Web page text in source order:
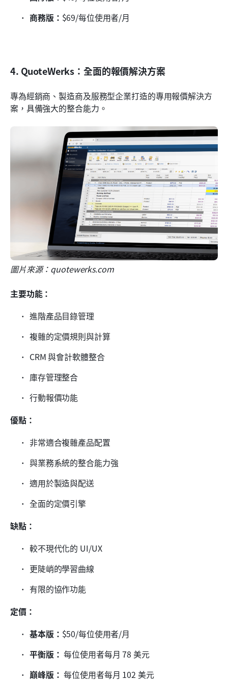
商務版： $69/每位使用者/月
4. QuoteWerks：全面的報價解決方案
專為經銷商、製造商及服務型企業打造的專用報價解決方
案，具備強大的整合能力。
圖片來源：quotewerks.com
主要功能：
進階產品目錄管理
複雜的定價規則與計算
CRM 與會計軟體整合
庫存管理整合
行動報價功能
優點：
非常適合複雜產品配置
與業務系統的整合能力強
適用於製造與配送
全面的定價引擎
缺點：
較不現代化的 UI/UX
更陡峭的學習曲線
有限的協作功能
定價：
基本版： $50/每位使用者/月
平衡版： 每位使用者每月 78 美元
巔峰版： 每位使用者每月 102 美元